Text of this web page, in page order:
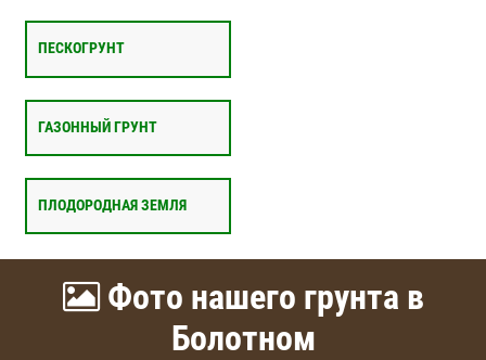
ПЕСКОГРУНТ
ГАЗОННЫЙ ГРУНТ
ПЛОДОРОДНАЯ ЗЕМЛЯ
Фото нашего грунта в
Болотном